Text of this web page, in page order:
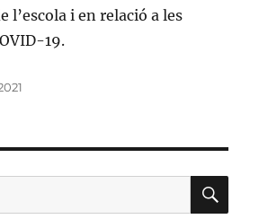
l’escola i en relació a les
19.